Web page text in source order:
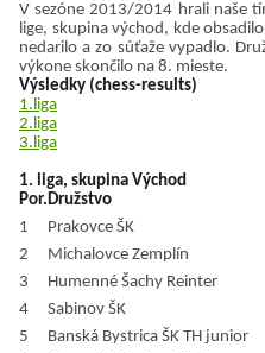
V sezóne 2013/2014 hrali naše
lige, skupina východ, kde
nedarilo a zo súťaže vypadlo.
výkone skončilo na 8. mieste.
Výsledky (chess-results)
1.liga
2.liga
3.liga
1. liga, skupina Východ
Por.Družstvo
1
Prakovce ŠK
2
Michalovce Zemplín
3
Humenné Šachy Reinter
4
Sabinov ŠK
5
Banská Bystrica ŠK TH junior